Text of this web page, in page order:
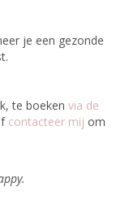
je een gezonde
te boeken via de
contacteer mij om